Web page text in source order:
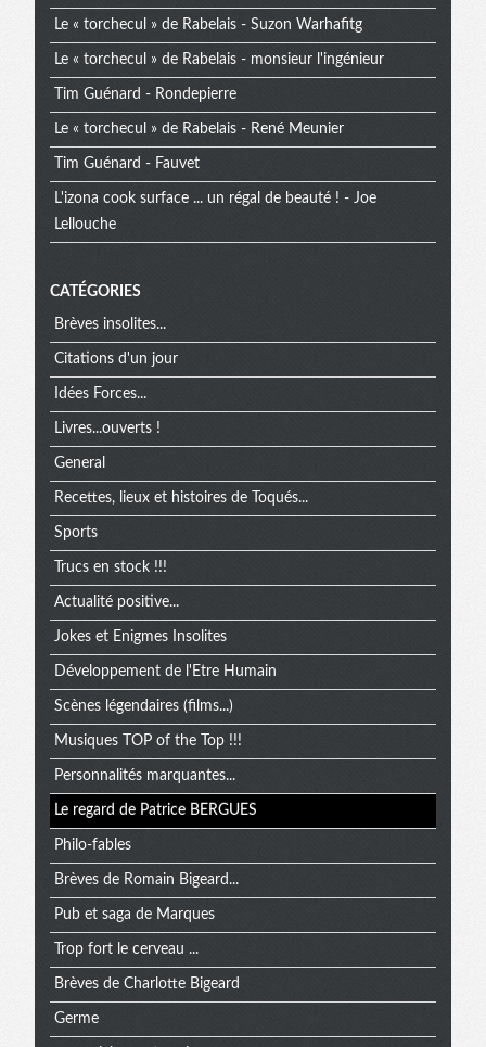
Le « torchecul » de Rabelais - Suzon Warhafitg
Le « torchecul » de Rabelais - monsieur l'ingénieur
Tim Guénard - Rondepierre
Le « torchecul » de Rabelais - René Meunier
Tim Guénard - Fauvet
L'izona cook surface ... un régal de beauté ! - Joe
Lellouche
CATÉGORIES
Brèves insolites...
Citations d'un jour
Idées Forces...
Livres...ouverts !
General
Recettes, lieux et histoires de Toqués...
Sports
Trucs en stock !!!
Actualité positive...
Jokes et Enigmes Insolites
Développement de l'Etre Humain
Scènes légendaires (films...)
Musiques TOP of the Top !!!
Personnalités marquantes...
Le regard de Patrice BERGUES
Philo-fables
Brèves de Romain Bigeard...
Pub et saga de Marques
Trop fort le cerveau ...
Brèves de Charlotte Bigeard
Germe